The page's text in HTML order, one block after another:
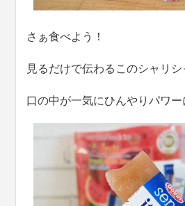
さぁ食べよう！
見るだけで伝わるこのシャリ
口の中が一気にひんやりパワー